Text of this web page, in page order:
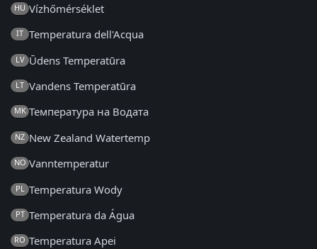
HU Vízhőmérséklet
IT Temperatura dell'Acqua
LV Ūdens Temperatūra
LT Vandens Temperatūra
MK Температура на Водата
NZ New Zealand Watertemp
NO Vanntemperatur
PL Temperatura Wody
PT Temperatura da Água
RO Temperatura Apei